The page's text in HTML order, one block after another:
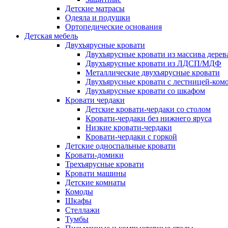
Детские матрасы
Одеяла и подушки
Ортопедические основания
Детская мебель
Двухъярусные кровати
Двухъярусные кровати из массива
Двухъярусные кровати из ЛДСП/МДФ
Металлические двухъярусные кровати
Двухъярусные кровати с лестницей-
Двухъярусные кровати со шкафом
Кровати чердаки
Детские кровати-чердаки со столом
Кровати-чердаки без нижнего яруса
Низкие кровати-чердаки
Кровати-чердаки с горкой
Детские односпальные кровати
Кровати-домики
Трехъярусные кровати
Кровати машины
Детские комнаты
Комоды
Шкафы
Стеллажи
Тумбы